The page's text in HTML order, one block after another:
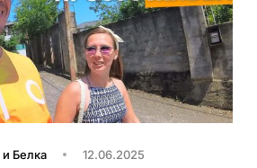
и Белка 12.06.2025